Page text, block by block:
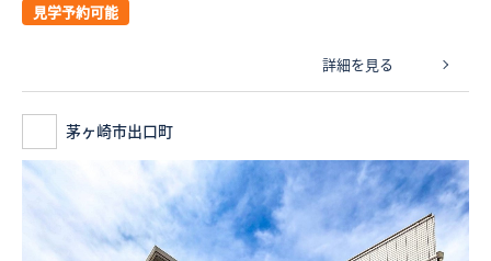
見学予約可能
詳細を見る
茅ヶ崎市出口町